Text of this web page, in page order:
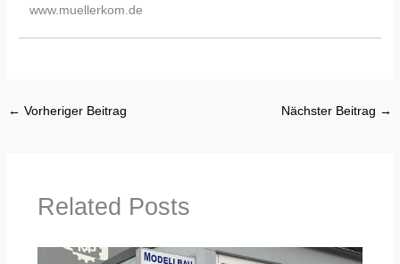
www.muellerkom.de
← Vorheriger Beitrag Nächster Beitrag →
Related Posts